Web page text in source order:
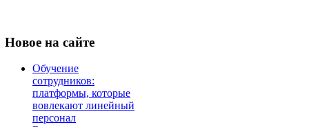
Новое на сайте
Обучение
сотрудников:
платформы, которые
вовлекают линейный
персонал